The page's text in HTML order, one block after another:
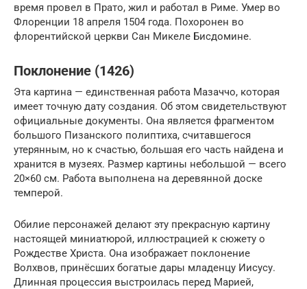
время провел в Прато, жил и работал в Риме. Умер во
Флоренции 18 апреля 1504 года. Похоронен во
флорентийской церкви Сан Микеле Бисдомине.
Поклонение (1426)
Эта картина — единственная работа Мазаччо, которая
имеет точную дату создания. Об этом свидетельствуют
официальные документы. Она является фрагментом
большого Пизанского полиптиха, считавшегося
утерянным, но к счастью, большая его часть найдена и
хранится в музеях. Размер картины небольшой — всего
20×60 см. Работа выполнена на деревянной доске
темперой.
Обилие персонажей делают эту прекрасную картину
настоящей миниатюрой, иллюстрацией к сюжету о
Рождестве Христа. Она изображает поклонение
Волхвов, принёсших богатые дары младенцу Иисусу.
Длинная процессия выстроилась перед Марией,